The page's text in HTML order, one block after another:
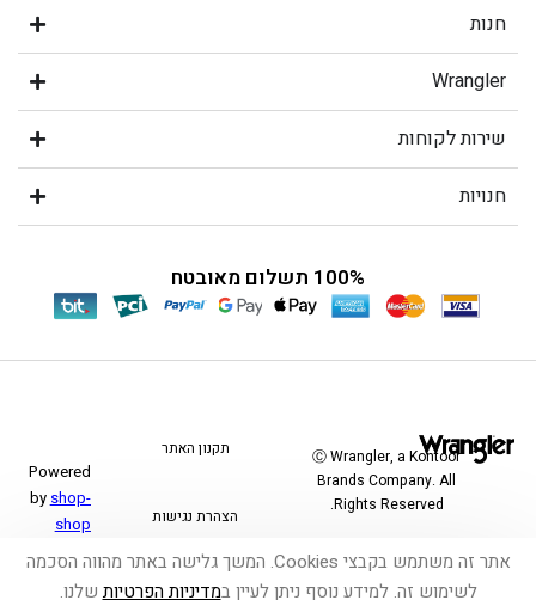
חנות
Wrangler
שירות לקוחות
חנויות
100% תשלום מאובטח
Ⓒ Wrangler, a Kontoor
Brands Company. All
Rights Reserved.
תקנון האתר
הצהרת נגישות
משלוחים והחזרות
Powered
by shop-
shop
אתר זה משתמש בקבצי Cookies. המשך גלישה באתר מהווה הסכמה
לשימוש זה. למידע נוסף ניתן לעיין במדיניות הפרטיות שלנו.